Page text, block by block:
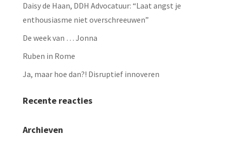
Daisy de Haan, DDH Advocatuur: “Laat angst je
enthousiasme niet overschreeuwen”
De week van … Jonna
Ruben in Rome
Ja, maar hoe dan?! Disruptief innoveren
Recente reacties
Archieven